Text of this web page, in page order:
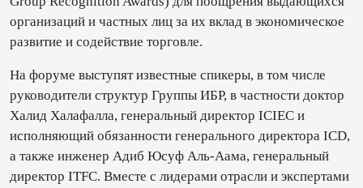
организаций и частных лиц за их вклад в экономическое
развитие и содействие торговле.
На форуме выступят известные спикеры, в том числе
руководители структур Группы ИБР, в частности доктор
Халид Халафалла, генеральный директор ICIEC и
исполняющий обязанности генерального директора ICD,
а также инженер Адиб Юсуф Аль-Аама, генеральный
директор ITFC. Вместе с лидерами отрасли и экспертами